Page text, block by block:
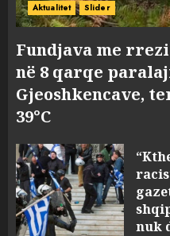
Aktualitet Slider
Fundjava me
në 8 qarqe
Gjeoshkencave,
39°C
nuk